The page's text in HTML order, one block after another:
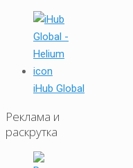
iHub Global
Реклама и
раскрутка